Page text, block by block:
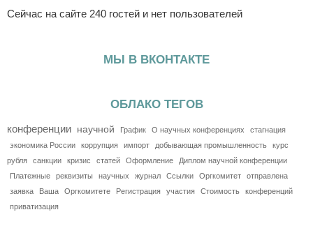
Сейчас на сайте 240 гостей и нет пользователей
МЫ В ВКОНТАКТЕ
ОБЛАКО ТЕГОВ
конференции научной График О научных конференциях
стагнация
экономика России
коррупция импорт добывающая промышленность
курс
рубля
санкции кризис статей Оформление
Диплом научной конференции
Платежные
реквизиты научных журнал Ссылки Оргкомитет
отправлена
заявка
Ваша Оргкомитете Регистрация участия Стоимость
конференций
приватизация